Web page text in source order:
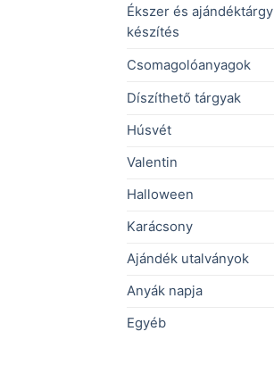
Ékszer és ajándéktárgy
készítés
Csomagolóanyagok
Díszíthető tárgyak
Húsvét
Valentin
Halloween
Karácsony
Ajándék utalványok
Anyák napja
Egyéb